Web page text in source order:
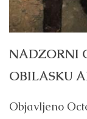
NADZORNI
OBILASKU
Objavljeno